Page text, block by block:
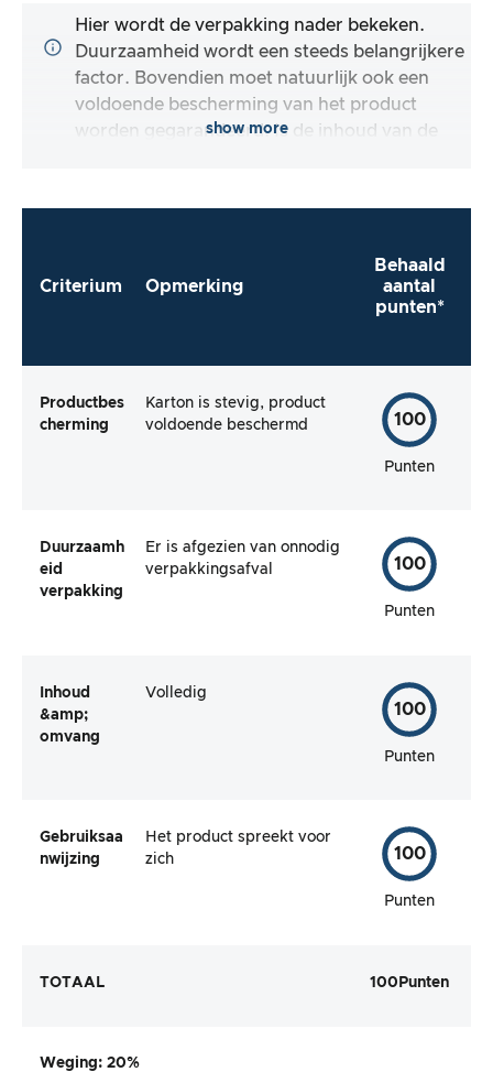
Hier wordt de verpakking nader bekeken.
Duurzaamheid wordt een steeds belangrijkere
factor. Bovendien moet natuurlijk ook een
voldoende bescherming van het product
worden gegarandeerd. Is de inhoud van de
product direct te gebruiken?
show more
Criterium Opmerking
Behaald
aantal
punten*
Productbes
cherming
Karton is stevig, product
voldoende beschermd
100
Punten
Duurzaamh
eid
verpakking
Er is afgezien van onnodig
verpakkingsafval
100
Punten
Inhoud
&amp;
omvang
Volledig
100
Punten
Gebruiksaa
nwijzing
Het product spreekt voor
zich
100
Punten
TOTAAL 100 Punten
Weging: 20%